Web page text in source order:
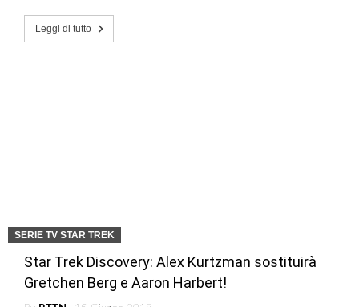
Leggi di tutto
SERIE TV STAR TREK
Star Trek Discovery: Alex Kurtzman sostituirà
Gretchen Berg e Aaron Harbert!